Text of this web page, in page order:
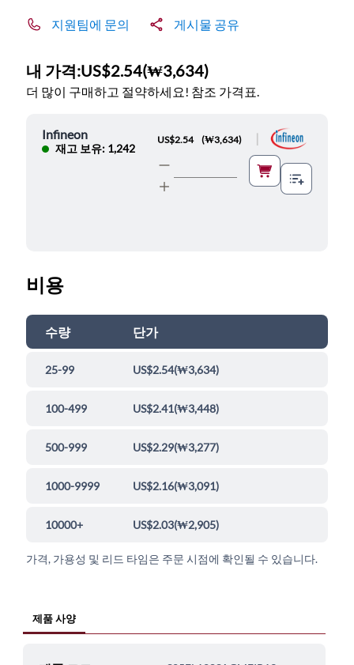
지원팀에 문의 게시물 공유
내 가격:US$2.54(₩3,634)
더 많이 구매하고 절약하세요! 참조 가격표.
Infineon
재고 보유: 1,242
US$2.54 (₩3,634)
비용
수량 단가
25-99 US$2.54(₩3,634)
100-499 US$2.41(₩3,448)
500-999 US$2.29(₩3,277)
1000-9999 US$2.16(₩3,091)
10000+ US$2.03(₩2,905)
가격, 가용성 및 리드 타임은 주문 시점에 확인될 수 있습니다.
제품 사양